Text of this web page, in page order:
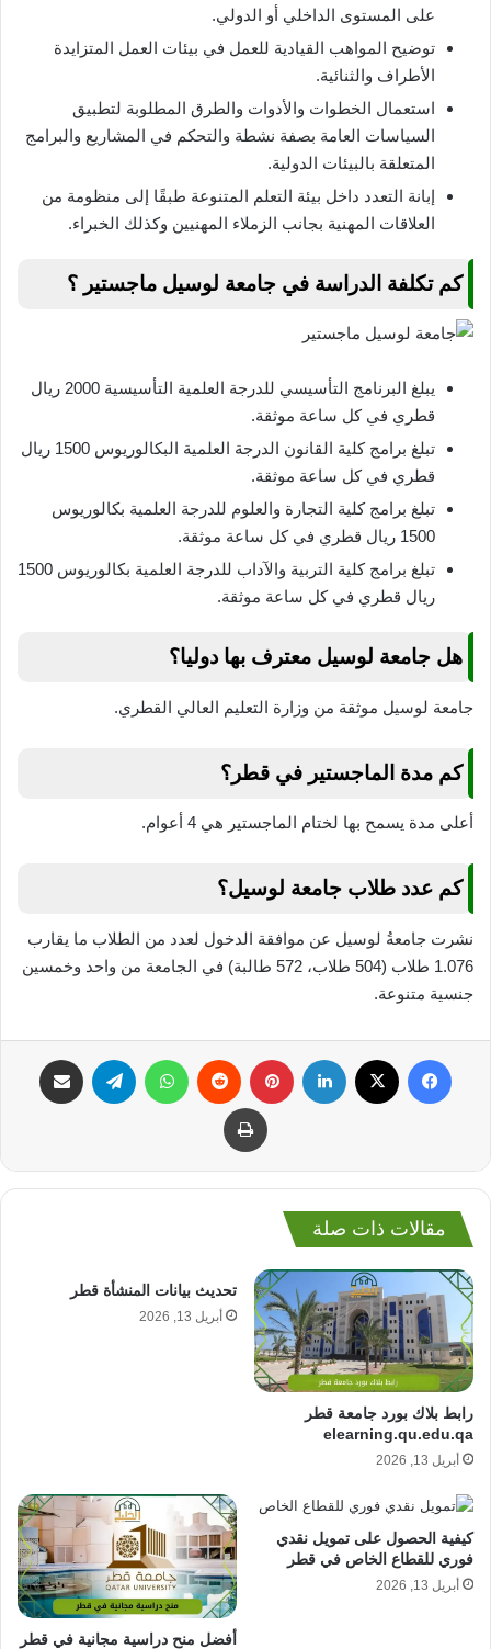
على المستوى الداخلي أو الدولي.
توضيح المواهب القيادية للعمل في بيئات العمل المتزايدة
الأطراف والثنائية.
استعمال الخطوات والأدوات والطرق المطلوبة لتطبيق
السياسات العامة بصفة نشطة والتحكم في المشاريع والبرامج
المتعلقة بالبيئات الدولية.
إبانة التعدد داخل بيئة التعلم المتنوعة طبقًا إلى منظومة من
العلاقات المهنية بجانب الزملاء المهنيين وكذلك الخبراء.
كم تكلفة الدراسة في جامعة لوسيل ماجستير ؟
يبلغ البرنامج التأسيسي للدرجة العلمية التأسيسية 2000 ريال
قطري في كل ساعة موثقة.
تبلغ برامج كلية القانون الدرجة العلمية البكالوريوس 1500 ريال
قطري في كل ساعة موثقة.
تبلغ برامج كلية التجارة والعلوم للدرجة العلمية بكالوريوس
1500 ريال قطري في كل ساعة موثقة.
تبلغ برامج كلية التربية والآداب للدرجة العلمية بكالوريوس 1500
ريال قطري في كل ساعة موثقة.
هل جامعة لوسيل معترف بها دوليا؟
جامعة لوسيل موثقة من وزارة التعليم العالي القطري.
كم مدة الماجستير في قطر؟
أعلى مدة يسمح بها لختام الماجستير هي 4 أعوام.
كم عدد طلاب جامعة لوسيل؟
نشرت جامعةُ لوسيل عن موافقة الدخول لعدد من الطلاب ما يقارب
1.076 طلاب (504 طلاب، 572 طالبة) في الجامعة من واحد وخمسين
جنسية متنوعة.
فيسبوك لينكدإن بينتيريست واتساب تيلقرام
طباعة
مقالات ذات صلة
رابط بلاك بورد جامعة قطر
elearning.qu.edu.qa
أبريل 13, 2026
تحديث بيانات المنشأة قطر
أبريل 13, 2026
كيفية الحصول على تمويل نقدي
فوري للقطاع الخاص في قطر
أبريل 13, 2026
أفضل منح دراسية مجانية في قطر